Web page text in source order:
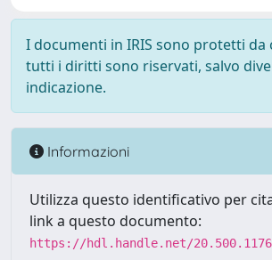
I documenti in IRIS sono protetti da
tutti i diritti sono riservati, salvo
indicazione.
Informazioni
Utilizza questo identificativo per
link a questo documento:
https://hdl.handle.net/